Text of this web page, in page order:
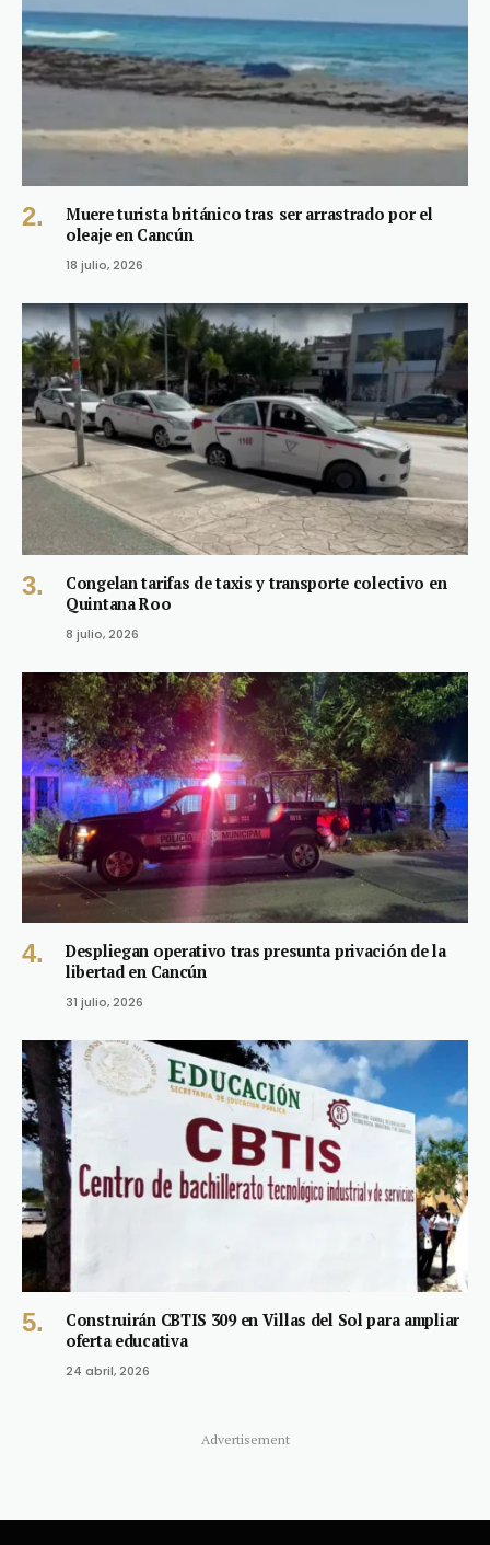
Muere turista británico tras ser arrastrado por el
oleaje en Cancún
18 julio, 2026
Congelan tarifas de taxis y transporte colectivo en
Quintana Roo
8 julio, 2026
Despliegan operativo tras presunta privación de la
libertad en Cancún
31 julio, 2026
Construirán CBTIS 309 en Villas del Sol para ampliar
oferta educativa
24 abril, 2026
Advertisement